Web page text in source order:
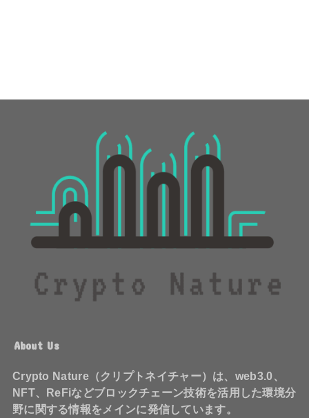
About Us
Crypto Nature（クリプトネイチャー）は、web3.0、
NFT、ReFiなどブロックチェーン技術を活用した環境分
野に関する情報をメインに発信しています。